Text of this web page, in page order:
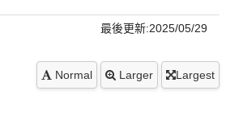
最後更新:2025/05/29
Normal Larger Largest